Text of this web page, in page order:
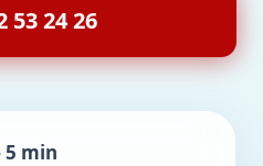
53 24 26
min